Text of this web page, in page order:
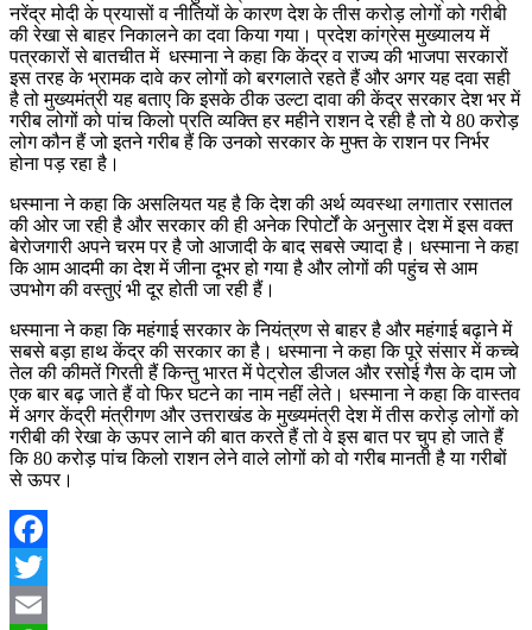
नरेंद्र मोदी के प्रयासों व नीतियों के कारण देश के तीस करोड़ लोगों को गरीबी
की रेखा से बाहर निकालने का दवा किया गया। प्रदेश कांग्रेस मुख्यालय में
पत्रकारों से बातचीत में धस्माना ने कहा कि केंद्र व राज्य की भाजपा सरकारों
इस तरह के भ्रामक दावे कर लोगों को बरगलाते रहते हैं और अगर यह दवा सही
है तो मुख्यमंत्री यह बताए कि इसके ठीक उल्टा दावा की केंद्र सरकार देश भर में
गरीब लोगों को पांच किलो प्रति व्यक्ति हर महीने राशन दे रही है तो ये 80 करोड़
लोग कौन हैं जो इतने गरीब हैं कि उनको सरकार के मुफ्त के राशन पर निर्भर
होना पड़ रहा है।
धस्माना ने कहा कि असलियत यह है कि देश की अर्थ व्यवस्था लगातार रसातल
की ओर जा रही है और सरकार की ही अनेक रिपोर्टों के अनुसार देश में इस वक्त
बेरोजगारी अपने चरम पर है जो आजादी के बाद सबसे ज्यादा है। धस्माना ने कहा
कि आम आदमी का देश में जीना दूभर हो गया है और लोगों की पहुंच से आम
उपभोग की वस्तुएं भी दूर होती जा रही हैं।
धस्माना ने कहा कि महंगाई सरकार के नियंत्रण से बाहर है और महंगाई बढ़ाने में
सबसे बड़ा हाथ केंद्र की सरकार का है। धस्माना ने कहा कि पूरे संसार में कच्चे
तेल की कीमतें गिरती हैं किन्तु भारत में पेट्रोल डीजल और रसोई गैस के दाम जो
एक बार बढ़ जाते हैं वो फिर घटने का नाम नहीं लेते। धस्माना ने कहा कि वास्तव
में अगर केंद्री मंत्रीगण और उत्तराखंड के मुख्यमंत्री देश में तीस करोड़ लोगों को
गरीबी की रेखा के ऊपर लाने की बात करते हैं तो वे इस बात पर चुप हो जाते हैं
कि 80 करोड़ पांच किलो राशन लेने वाले लोगों को वो गरीब मानती है या गरीबों
से ऊपर।
Facebook
Twitter